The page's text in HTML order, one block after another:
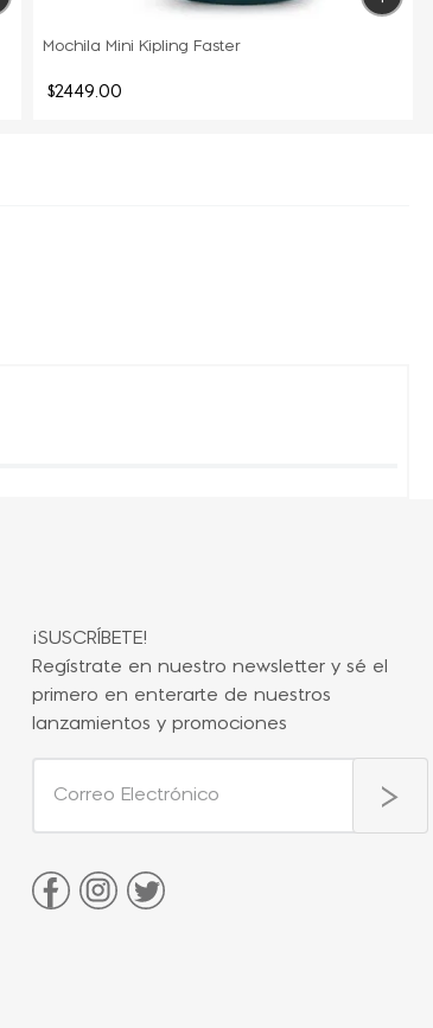
Mochila Mini Kipling Faster
$2449.00
¡SUSCRÍBETE!
Regístrate en nuestro newsletter y sé el
primero en enterarte de nuestros
lanzamientos y promociones